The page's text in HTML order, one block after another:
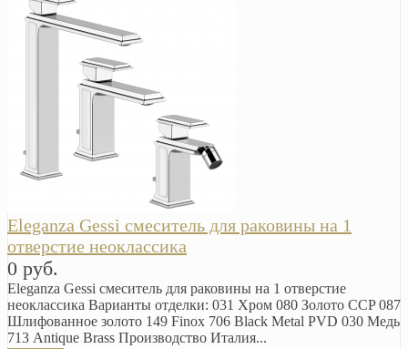
Eleganza Gessi смеситель для раковины на 1
отверстие неоклассика
0 руб.
Eleganza Gessi смеситель для раковины на 1 отверстие
неоклассика Варианты отделки: 031 Хром 080 Золото CCP 087
Шлифованное золото 149 Finox 706 Black Metal PVD 030 Медь
713 Antique Brass Производство Италия...